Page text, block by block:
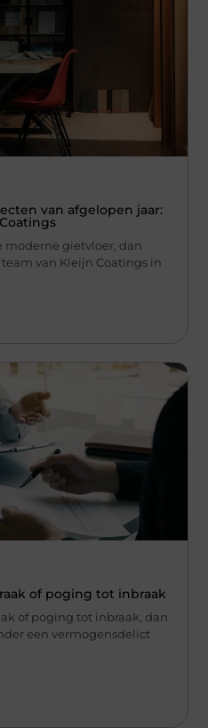
van afgelopen jaar:
moderne gietvloer, dan
van Kleijn Coatings in
of poging tot inbraak
of poging tot inbraak, dan
een vermogensdelict